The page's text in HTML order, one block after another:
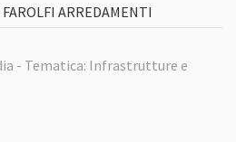
ARREDAMENTI
- Tematica: Infrastrutture e